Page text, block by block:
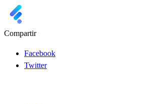
Compartir
Facebook
Twitter